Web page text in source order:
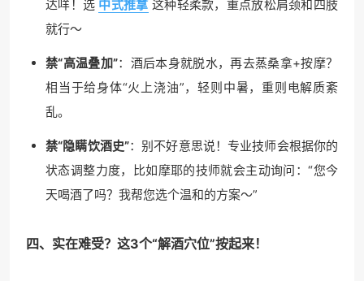
达咩！选 中式推拿 这种轻柔款，重点放松肩颈和四肢
就行～
禁“高温叠加”：酒后本身就脱水，再去蒸桑拿+按摩？
相当于给身体“火上浇油”，轻则中暑，重则电解质紊
乱。
禁“隐瞒饮酒史”：别不好意思说！专业技师会根据你的
状态调整力度，比如摩耶的技师就会主动询问：“您今
天喝酒了吗？我帮您选个温和的方案～”
四、实在难受？这3个“解酒穴位”按起来！